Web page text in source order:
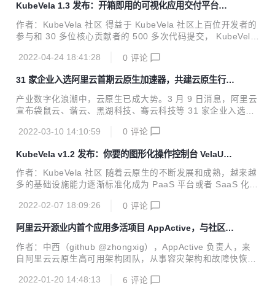
单条 helm 命令即可完成 Kruise 的一键部署，无需更多配
置。 版本解析 在 v1.2 版本中，OpenKruise 提供了一个名为
PersistentPodState 的新 CRD 和控制器，在 CloneSet statu
KubeVela 1.3 发布：开箱即用的可视化应用交付平台引
入插件生态、权限认证、版本化等企业级新特性
作者：KubeVela 社区 得益于 KubeVela 社区上百位开发者的
参与和 30 多位核心贡献者的 500 多次代码提交， KubeVela
版本在 OAM 核心引擎（Vela Core），可视化应用交付平台
些特性的诞生均源自于阿里巴巴、LINE、招商银行、爱奇艺等
社区用户大量的深度实践，最终贡献到 KubeVela 项目中，形
成大家可以开箱即用的功能。 现代化应用交付的痛点和挑战
痛点和挑战呢？ 1...
2022-04-24 18:41:28 0 评论
31 家企业入选阿里云首期云原生加速器，共建云原生行业
新生态
产业数字化浪潮中，云原生已成大势。3 月 9 日消息，阿里云
宣布袋鼠云、谐云、黑湖科技、骞云科技等 31 家企业入选阿
1/5 企业为 C 轮及以上。入选企业总估值超过 338 亿，覆盖
业新生态，共同实现云原生技术升级。 据悉，阿里云在 2021
年启动了云原生加速器计划，致力于发掘和寻找云原生领域优
秀的创新企业，帮助企业破解成长密码。在为期一年的加速成
接，开放阿里云生态和业务资源，提供技术和产品支持，链接
2022-03-10 14:10:59 0 评论
KubeVela v1.2 发布：你要的图形化操作控制台 VelaUX
终于来了！
作者：KubeVela 社区 随着云原生的不断发展和成熟，越来越
多的基础设施能力逐渐标准化成为 PaaS 平台或者 SaaS 化产
发、测试一直到运维、基础设施全部分多种角色系统完成。如
“左移”到了开发者身上，测试左移、监控左移、安全左移，以
及 DevOps 等一系列理念都是在强调，通过开源项目或者云
的产品和服务将测试、监控、安全、运维等一系列事务提前到
战，开发者对底层五花八门的产品和复杂 API 缺乏掌控力，他
2022-02-07 18:09:26 0 评论
阿里云开源业内首个应用多活项目 AppActive，与社区共
建云原生容灾标准
作者：中西（github @zhongxig），AppActive 负责人，来
自阿里云云原生高可用架构团队，从事容灾架构和故障快恢的
aosblade 开源后，第三个重磅高可用产品：应用多活 AppAct
2022-01-20 14:48:13 6 评论